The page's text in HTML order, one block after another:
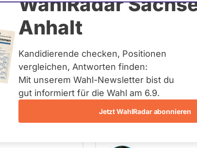
Anhalt
Kandidierende checken, Positionen
vergleichen, Antworten finden:
Mit unserem Wahl-Newsletter bist du
gut informiert für die Wahl am 6.9.
Jetzt WahlRadar abonnieren
Kandidierende
109 - Neuss I Wahlliste
- Alle -